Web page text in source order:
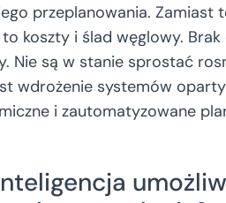
przeplanowania. Zamiast
koszty i ślad węglowy.
Nie są w stanie sprostać
wdrożenie systemów
i zautomatyzowane